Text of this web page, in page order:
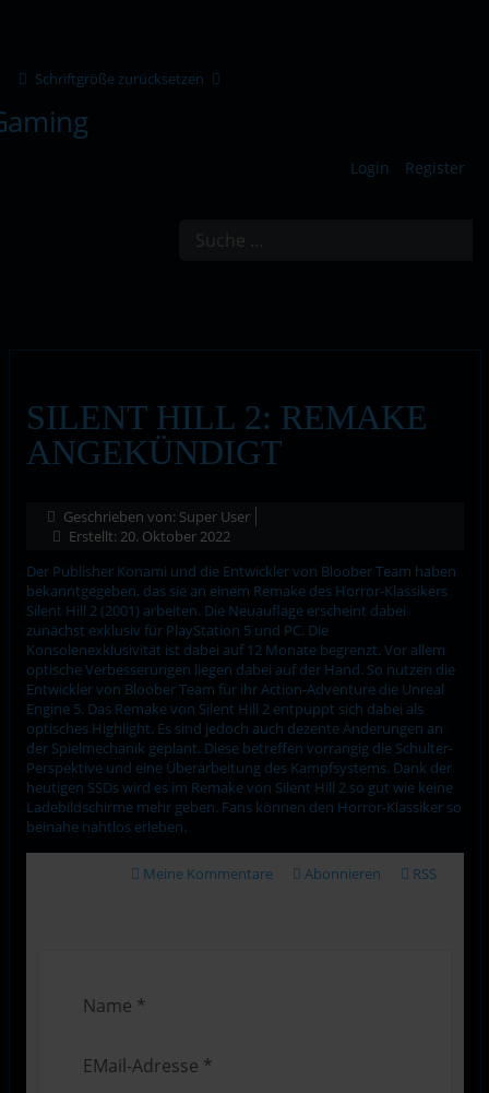
Schriftgröße zurücksetzen
Login Register
SILENT HILL 2: REMAKE
ANGEKÜNDIGT
Geschrieben von: Super User
Erstellt: 20. Oktober 2022
Der Publisher Konami und die Entwickler von Bloober Team haben
bekanntgegeben, das sie an einem Remake des Horror-Klassikers
Silent Hill 2 (2001) arbeiten. Die Neuauflage erscheint dabei
zunächst exklusiv für PlayStation 5 und PC. Die
Konsolenexklusivität ist dabei auf 12 Monate begrenzt. Vor allem
optische Verbesserungen liegen dabei auf der Hand. So nutzen die
Entwickler von Bloober Team für ihr Action-Adventure die Unreal
Engine 5. Das Remake von Silent Hill 2 entpuppt sich dabei als
optisches Highlight. Es sind jedoch auch dezente Änderungen an
der Spielmechanik geplant. Diese betreffen vorrangig die Schulter-
Perspektive und eine Überarbeitung des Kampfsystems. Dank der
heutigen SSDs wird es im Remake von Silent Hill 2 so gut wie keine
Ladebildschirme mehr geben. Fans können den Horror-Klassiker so
beinahe nahtlos erleben.
Meine Kommentare Abonnieren RSS